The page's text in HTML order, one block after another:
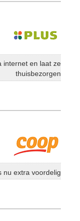
internet en laat ze
thuisbezorgen
nu extra voordelig